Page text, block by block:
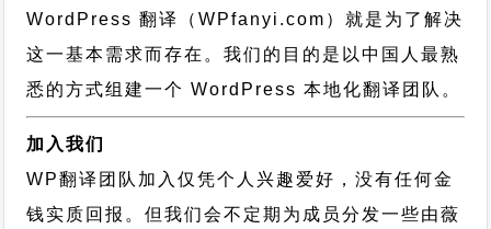
WordPress 翻译（WPfanyi.com） 就是为了解决
这一基本需求而存在。我们的目的是以中国人最熟
悉的方式组建一个 WordPress 本地化翻译团队。
加入我们
WP翻译团队加入仅凭个人兴趣爱好，没有任何金
钱实质回报。但我们会不定期为成员分发一些由薇